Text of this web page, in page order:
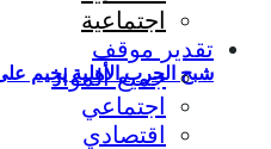
شبح الحرب الأهلية يخيم على
اجتماعية
تقدير موقف
جميع المواد
اجتماعي
اقتصادي